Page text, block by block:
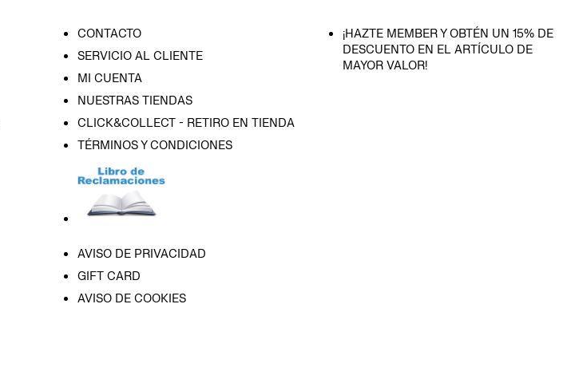
CONTACTO
SERVICIO AL CLIENTE
MI CUENTA
NUESTRAS TIENDAS
CLICK&COLLECT - RETIRO EN TIENDA
TÉRMINOS Y CONDICIONES
AVISO DE PRIVACIDAD
GIFT CARD
AVISO DE COOKIES
¡HAZTE MEMBER Y OBTÉN UN 15% DE
DESCUENTO EN EL ARTÍCULO DE
MAYOR VALOR!